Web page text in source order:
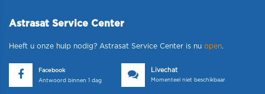
Astrasat Service Center
Heeft u onze hulp nodig? Astrasat Service Center is nu open.
Facebook
Antwoord binnen 1 dag
Livechat
Momenteel niet beschikbaar